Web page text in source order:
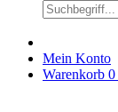
Mein Konto
Warenkorb 0